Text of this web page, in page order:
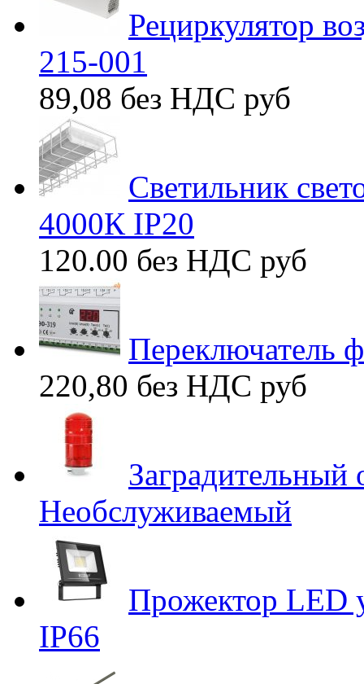
Рециркулятор
215-001
89,08 без НДС руб
Светильник
4000К IP20
120.00 без НДС руб
Переключатель
220,80 без НДС руб
Необслуживаемый
Прожектор LED
IP66